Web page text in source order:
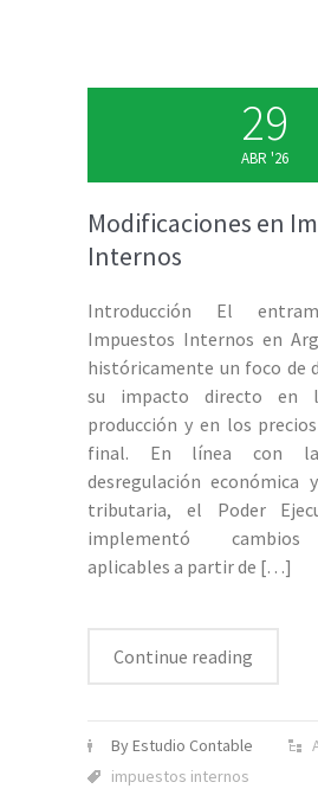
29
ABR '26
Modificaciones en
Internos
Introducción El
Impuestos Internos en
históricamente un foco de
su impacto directo en
producción y en los
final. En línea con
desregulación económica
tributaria, el Poder
implementó cambios
aplicables a partir de […]
Continue reading
By Estudio Contable
impuestos internos